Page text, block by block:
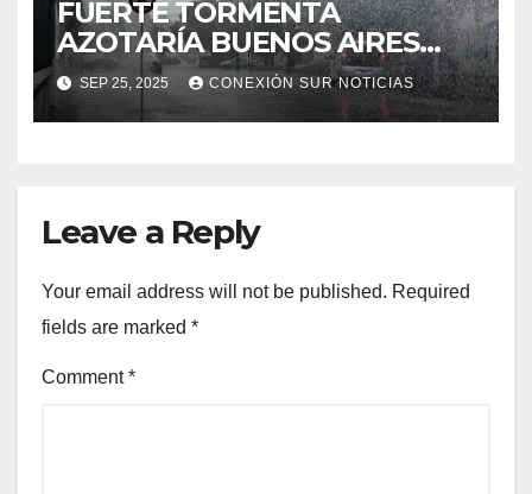
FUERTE TORMENTA
AZOTARÍA BUENOS AIRES
ESTE FIN DE SEMANA
SEP 25, 2025 CONEXIÓN SUR NOTICIAS
Leave a Reply
Your email address will not be published. Required
fields are marked *
Comment*